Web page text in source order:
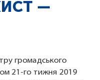
—
громадського
21-го тижня 2019